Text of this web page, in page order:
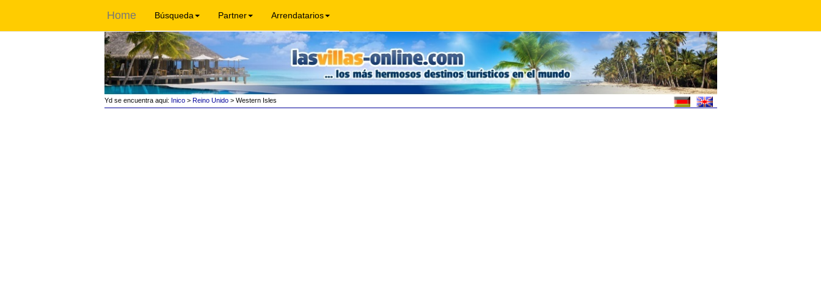
Home Búsqueda Partner Arrendatarios
Yd se encuentra aqui: Inico> Reino Unido> Western Isles